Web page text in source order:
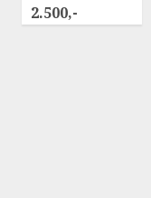
2.500,-